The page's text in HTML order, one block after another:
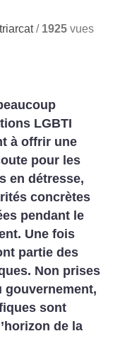
/ 1925 vues
LGBTI
à offrir une
pour les
en détresse,
concrètes
pendant le
Une fois
partie des
Non prises
gouvernement,
sont
de la